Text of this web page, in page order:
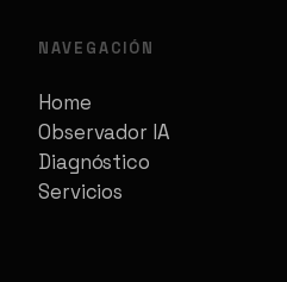
NAVEGACIÓN
Home
Observador IA
Diagnóstico
Servicios